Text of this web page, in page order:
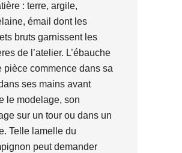
: terre, argile,
émail dont les
bruts garnissent les
de l’atelier. L’ébauche
pièce commence dans sa
ses mains avant
le modelage, son
sur un tour ou dans un
Telle lamelle du
peut demander